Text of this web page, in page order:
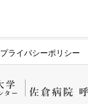
プライバシーポリシー